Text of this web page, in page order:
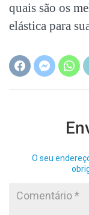
quais são os
elástica para
O seu